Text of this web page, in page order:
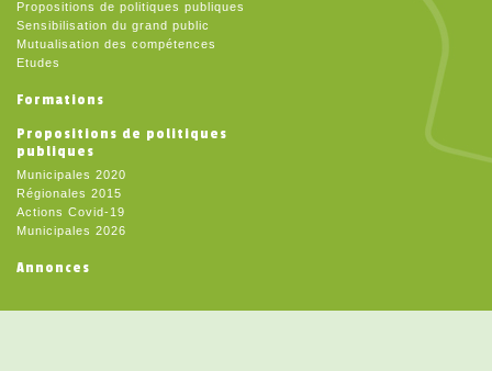
Propositions de politiques publiques
Sensibilisation du grand public
Mutualisation des compétences
Etudes
Formations
Propositions de politiques
publiques
Municipales 2020
Régionales 2015
Actions Covid-19
Municipales 2026
Annonces